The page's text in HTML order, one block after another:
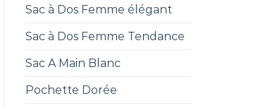
Sac à Dos Femme élégant
Sac à Dos Femme Tendance
Sac A Main Blanc
Pochette Dorée